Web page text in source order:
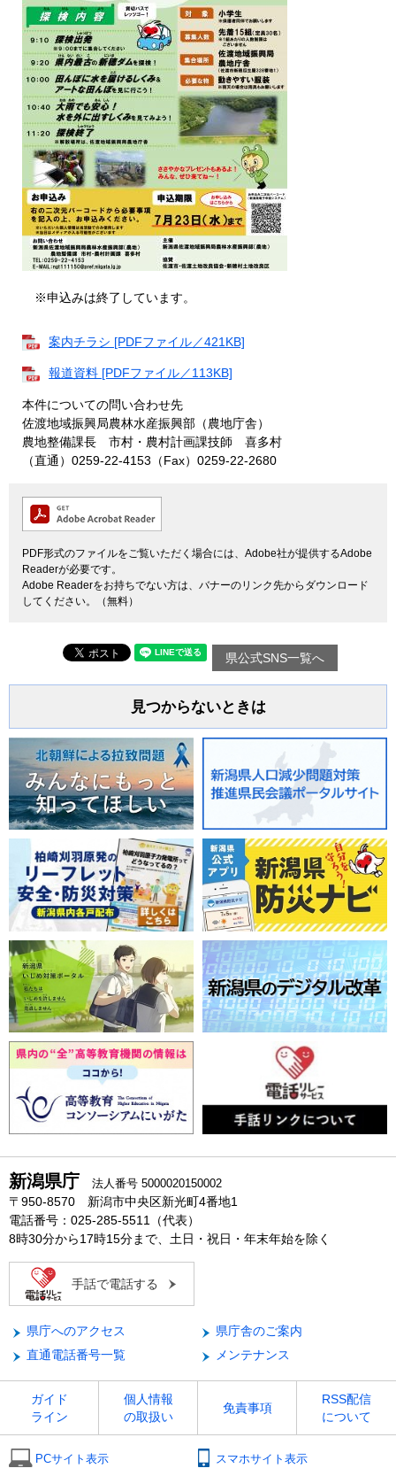
※申込みは終了しています。
案内チラシ [PDFファイル／421KB]
報道資料 [PDFファイル／113KB]
本件についての問い合わせ先
佐渡地域振興局農林水産振興部（農地庁舎）
農地整備課長 市村・農村計画課技師 喜多村
（直通）0259-22-4153（Fax）0259-22-2680
PDF形式のファイルをご覧いただく場合には、Adobe社が提供するAdobe
Readerが必要です。
Adobe Readerをお持ちでない方は、バナーのリンク先からダウンロード
してください。（無料）
県公式SNS一覧へ
見つからないときは
新潟県庁 法人番号 5000020150002
〒950-8570 新潟市中央区新光町4番地1
電話番号：025-285-5511（代表）
8時30分から17時15分まで、土日・祝日・年末年始を除く
手話で電話する
県庁へのアクセス
県庁舎のご案内
直通電話番号一覧
メンテナンス
ガイド
ライン
個人情報
の取扱い
免責事項
RSS配信
について
PCサイト表示 スマホサイト表示